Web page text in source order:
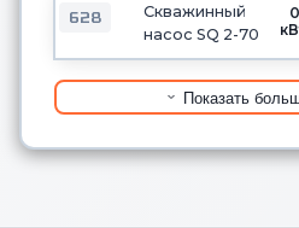
628
Скважинный
насос SQ 2-70
Показать